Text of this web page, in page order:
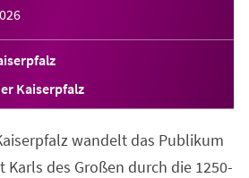
Kaiserpfalz
wandelt das Publikum
des Großen durch die 1250-